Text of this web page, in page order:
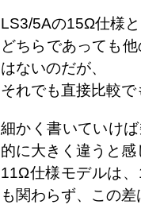
LS3/5Aの15Ω仕様
どちらであっても
はないのだが、
それでも直接比較
細かく書いていけ
的に大きく違うと
11Ω仕様モデルは
も関わらず、この